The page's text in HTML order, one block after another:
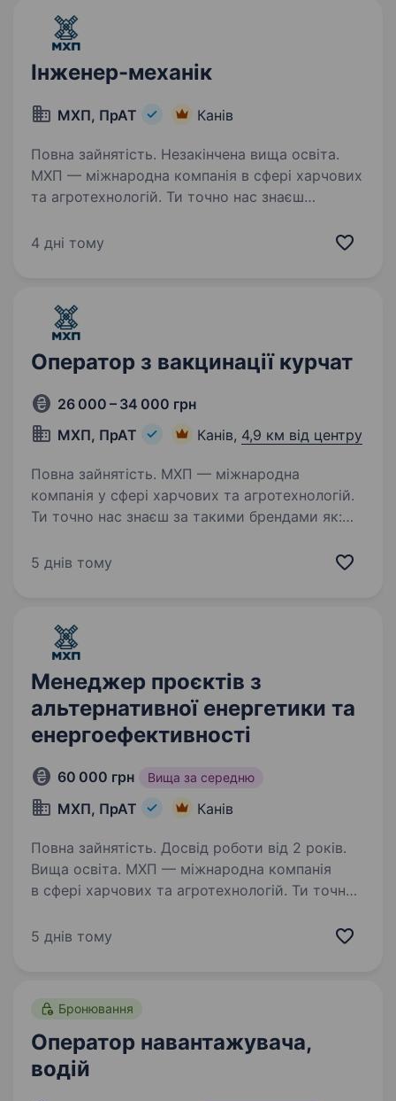
Інженер-механік
МХП, ПрАТ Канів
Повна зайнятість. Незакінчена вища освіта.
МХП — міжнародна компанія в сфері харчових
та агротехнологій. Ти точно нас знаєш
Ряба Апетитна», «Бащинський», «Легко!»,
4 дні тому
Оператор з вакцинації курчат
26 000 – 34 000 грн
МХП, ПрАТ
Канів, 4,9 км від центру
Повна зайнятість. МХП — міжнародна
компанія у сфері харчових та агротехнологій.
Ти точно нас знаєш за такими брендами як:
«Бащинський», «Легко!», «Секрети Шефа».
5 днів тому
Менеджер проєктів з
альтернативної енергетики та
енергоефективності
60 000 грн Вища за середню
МХП, ПрАТ Канів
Повна зайнятість. Досвід роботи від 2 років.
Вища освіта. МХП — міжнародна компанія
в сфері харчових та агротехнологій. Ти точно
Ряба», «Наша Ряба Апетитна», «Бащинський»,
5 днів тому
Бронювання
Оператор навантажувача,
водій